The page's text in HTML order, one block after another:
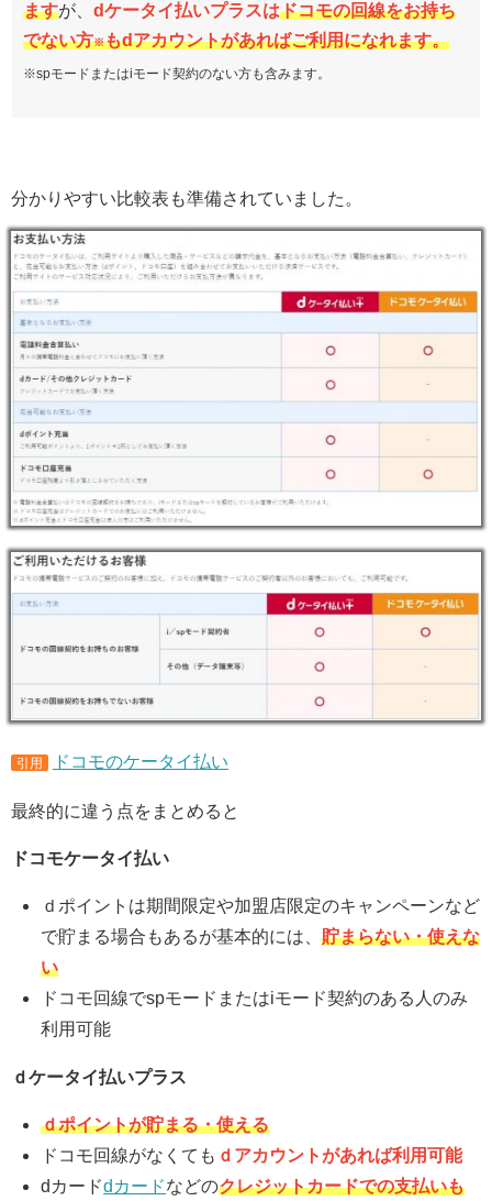
ますが、 dケータイ払いプラスはドコモの回線をお持ち
でない方※もdアカウントがあればご利用になれます。
※spモードまたはiモード契約のない方も含みます。
分かりやすい比較表も準備されていました。
引用 ドコモのケータイ払い
最終的に違う点をまとめると
ドコモケータイ払い
ｄポイントは期間限定や加盟店限定のキャンペーンなど
で貯まる場合もあるが基本的には、貯まらない・使えな
い
ドコモ回線でspモードまたはiモード契約のある人のみ
利用可能
ｄケータイ払いプラス
ｄポイントが貯まる・使える
ドコモ回線がなくても ｄアカウントがあれば利用可能
dカードdカードなどのクレジットカードでの支払いも